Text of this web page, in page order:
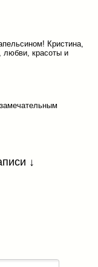
Кристина,
любви, красоты и
↓